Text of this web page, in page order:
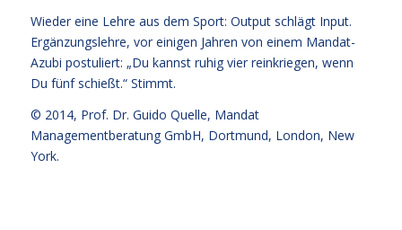
Wieder eine Lehre aus dem Sport: Output schlägt Input.
Ergänzungslehre, vor einigen Jahren von einem Mandat-
Azubi postuliert: „Du kannst ruhig vier reinkriegen, wenn
Du fünf schießt.“ Stimmt.
© 2014, Prof. Dr. Guido Quelle, Mandat
Managementberatung GmbH, Dortmund, London, New
York.